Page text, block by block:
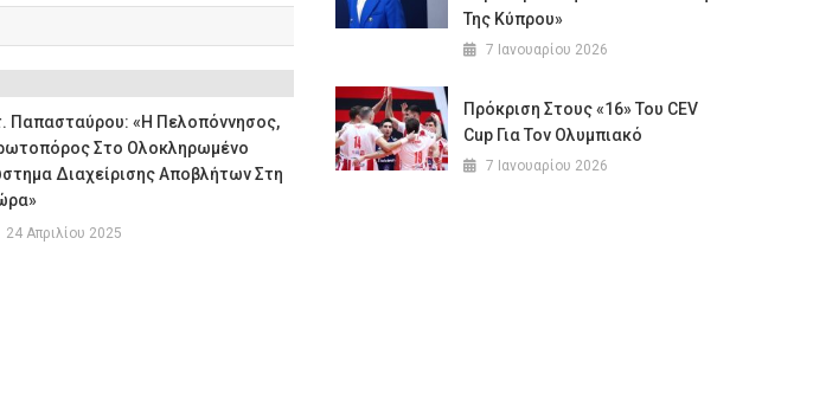
Παπασταύρου: «Η Πελοπόννησος,
Στο Ολοκληρωμένο
Διαχείρισης Αποβλήτων Στη
24 Απριλίου 2025
Της Κύπρου»
7 Ιανουαρίου 2026
Πρόκριση Στους «16» Του CEV
Cup Για Τον Ολυμπιακό
7 Ιανουαρίου 2026